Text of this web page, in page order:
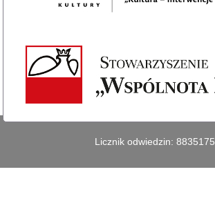
Licznik odwiedzin: 8835175